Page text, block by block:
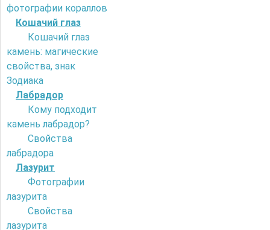
фотографии кораллов
Кошачий глаз
Кошачий глаз
камень: магические
свойства, знак
Зодиака
Лабрадор
Кому подходит
камень лабрадор?
Свойства
лабрадора
Лазурит
Фотографии
лазурита
Свойства
лазурита